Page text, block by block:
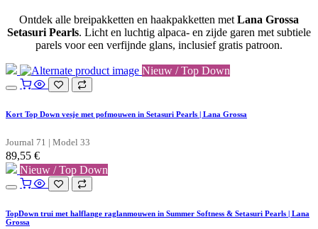
Ontdek alle breipakketten en haakpakketten metLana Grossa
Setasuri Pearls. Licht en luchtig alpaca- en zijde garen met subtiele
parels voor een verfijnde glans, inclusief gratis patroon.
Nieuw / Top Down
Kort Top Down vesje met pofmouwen in Setasuri Pearls | Lana Grossa
Journal 71 | Model 33
89,55 €
Nieuw / Top Down
TopDown trui met halflange raglanmouwen in Summer Softness & Setasuri Pearls | Lana
Grossa